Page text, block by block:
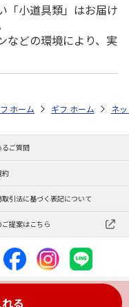
「小道具類」はお届け
などの環境により、実
る
特集 2026 花・野菜 ＜
中元・夏ギフト特集 2026
トストア お中元・夏ギフト
ホーム ギフトストア お
ホーム ネ
るご質問
約
取引法に基づく表記について
提案はこちら